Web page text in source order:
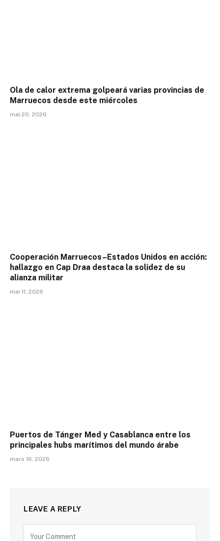
Ola de calor extrema golpeará varias provincias de
Marruecos desde este miércoles
mai 20, 2026
Cooperación Marruecos–Estados Unidos en acción:
hallazgo en Cap Draa destaca la solidez de su
alianza militar
mai 11, 2026
Puertos de Tánger Med y Casablanca entre los
principales hubs marítimos del mundo árabe
mars 16, 2026
LEAVE A REPLY